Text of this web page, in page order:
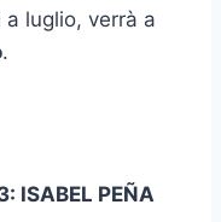
luglio, verrà a
.
ISABEL PEÑA